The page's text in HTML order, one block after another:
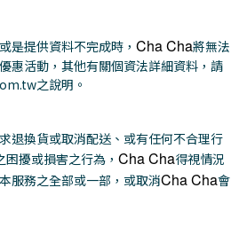
是提供資料不完成時， Cha Cha將無法
惠活動，其他有關個資法詳細資料，請
之說明。
退換貨或取消配送、或有任何不合理行
困擾或損害之行為， Cha Cha得視情況
服務之全部或一部，或取消Cha Cha會